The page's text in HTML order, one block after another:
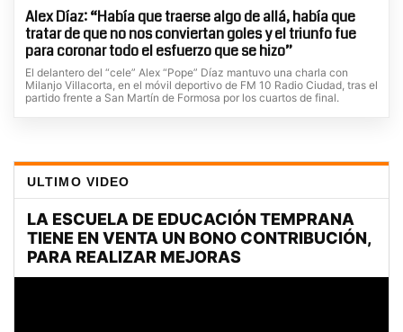
Alex Díaz: “Había que traerse algo de allá, había que
tratar de que no nos conviertan goles y el triunfo fue
para coronar todo el esfuerzo que se hizo”
El delantero del “cele” Alex “Pope” Díaz mantuvo una charla con
Milanjo Villacorta, en el móvil deportivo de FM 10 Radio Ciudad, tras el
partido frente a San Martín de Formosa por los cuartos de final.
ULTIMO VIDEO